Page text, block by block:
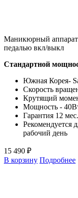
Маникюрный аппарат
педалью вкл/выкл
Стандартной
Южная Корея-
Скорость
Крутящий
Мощность -
Гарантия 12 мес.
Рекомендуется
рабочий день
15 490 ₽
В корзину Подробнее